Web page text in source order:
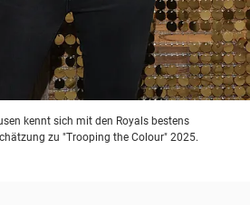
kennt sich mit den Royals bestens
zu "Trooping the Colour" 2025.